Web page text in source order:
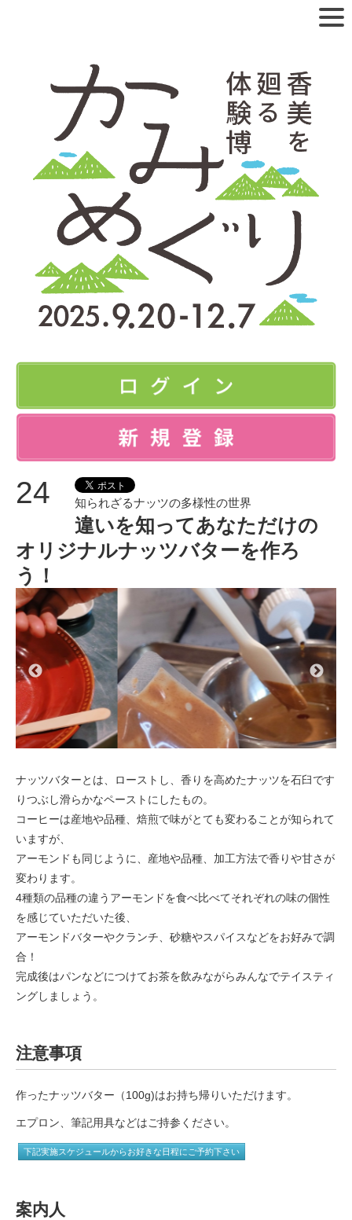
24 知られざるナッツの多様性の世界
違いを知ってあなただけの
オリジナルナッツバターを作ろ
う！
ナッツバターとは、ローストし、香りを高めたナッツを石臼です
りつぶし滑らかなペーストにしたもの。
コーヒーは産地や品種、焙煎で味がとても変わることが知られて
いますが、
アーモンドも同じように、産地や品種、加工方法で香りや甘さが
変わります。
4種類の品種の違うアーモンドを食べ比べてそれぞれの味の個性
を感じていただいた後、
アーモンドバターやクランチ、砂糖やスパイスなどをお好みで調
合！
完成後はパンなどにつけてお茶を飲みながらみんなでテイスティ
ングしましょう。
注意事項
作ったナッツバター（100g)はお持ち帰りいただけます。
エプロン、筆記用具などはご持参ください。
下記実施スケジュールからお好きな日程にご予約下さい
案内人